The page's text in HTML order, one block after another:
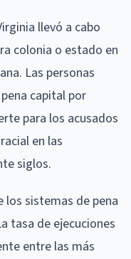
llevó a cabo
colonia o estado en
Las personas
capital por
para los acusados
en las
siglos.
los sistemas de pena
tasa de ejecuciones
entre las más